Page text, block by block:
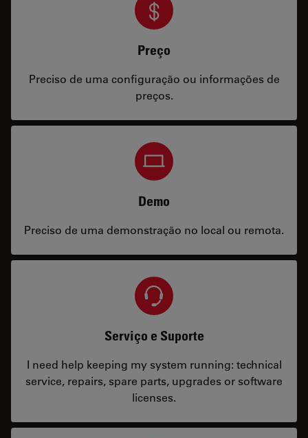
Preço
Preciso de uma configuração ou informações de
preços.
Demo
Preciso de uma demonstração no local ou remota.
Serviço e Suporte
I need help keeping my system running: technical
service, repairs, spare parts, upgrades or software
licenses.